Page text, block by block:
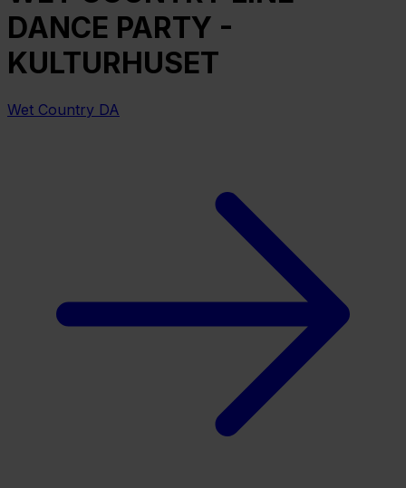
DANCE PARTY -
KULTURHUSET
Wet Country DA